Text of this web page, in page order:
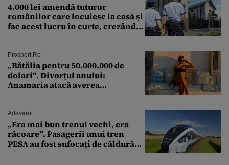
4.000 lei amendă tuturor
românilor care locuiesc la casă și
fac acest lucru în curte, crezând
Prosport.ro
„Bătălia pentru 50.000.000 de
dolari”. Divorțul anului:
Anamaria atacă averea
Adevarul
„Era mai bun trenul vechi, era
răcoare”. Pasagerii unui tren
PESA au fost sufocați de căldură